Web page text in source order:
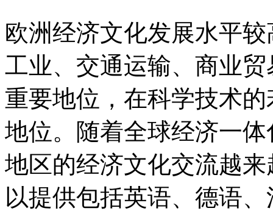
欧洲经济文化发展水平
工业、交通运输、商业
重要地位，在科学技术
地位。随着全球经济一
地区的经济文化交流越
以提供包括英语、德语